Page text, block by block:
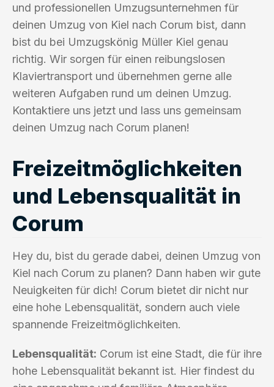
und professionellen Umzugsunternehmen für
deinen Umzug von Kiel nach Corum bist, dann
bist du bei Umzugskönig Müller Kiel genau
richtig. Wir sorgen für einen reibungslosen
Klaviertransport und übernehmen gerne alle
weiteren Aufgaben rund um deinen Umzug.
Kontaktiere uns jetzt und lass uns gemeinsam
deinen Umzug nach Corum planen!
Freizeitmöglichkeiten
und Lebensqualität in
Corum
Hey du, bist du gerade dabei, deinen Umzug von
Kiel nach Corum zu planen? Dann haben wir gute
Neuigkeiten für dich! Corum bietet dir nicht nur
eine hohe Lebensqualität, sondern auch viele
spannende Freizeitmöglichkeiten.
Lebensqualität: Corum ist eine Stadt, die für ihre
hohe Lebensqualität bekannt ist. Hier findest du